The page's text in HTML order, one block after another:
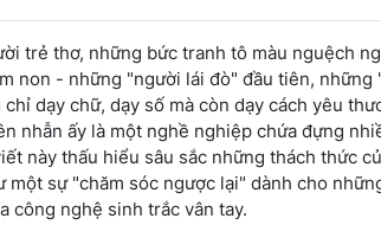
trẻ thơ, những bức tranh tô màu nguệch
non - những "người lái đò" đầu tiên,
dạy chữ, dạy số mà còn dạy cách yêu
nhẫn ấy là một nghề nghiệp chứa đựng
này thấu hiểu sâu sắc những thách thức
sự "chăm sóc ngược lại" dành cho
công nghệ sinh trắc vân tay.